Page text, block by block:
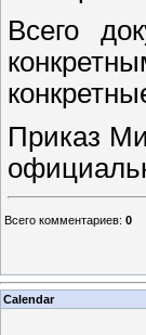
Всего
Приказ
Всего комментариев: 0
Calendar